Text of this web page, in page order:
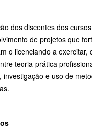
dos discentes dos
de projetos que
o licenciando a exercitar,
teoria-prática
investigação e uso de